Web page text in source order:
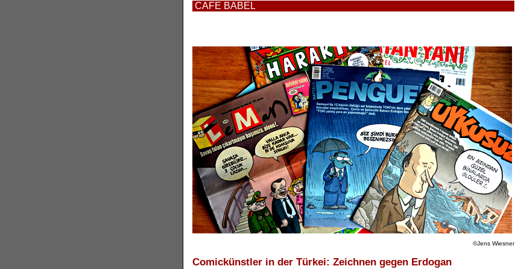
CAFE BABEL
©Jens Wiesner
Comickünstler in der Türkei: Zeichnen gegen Erdogan